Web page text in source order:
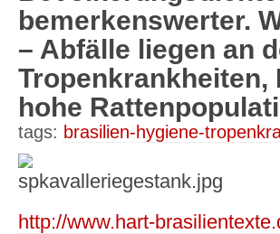
bemerkenswerter.
– Abfälle liegen an
Tropenkrankheiten,
hohe
tags: brasilien-hygiene-
http://www.hart-